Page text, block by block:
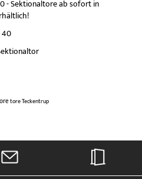
- Sektionaltore ab sofort in
40
toreTeckentrup